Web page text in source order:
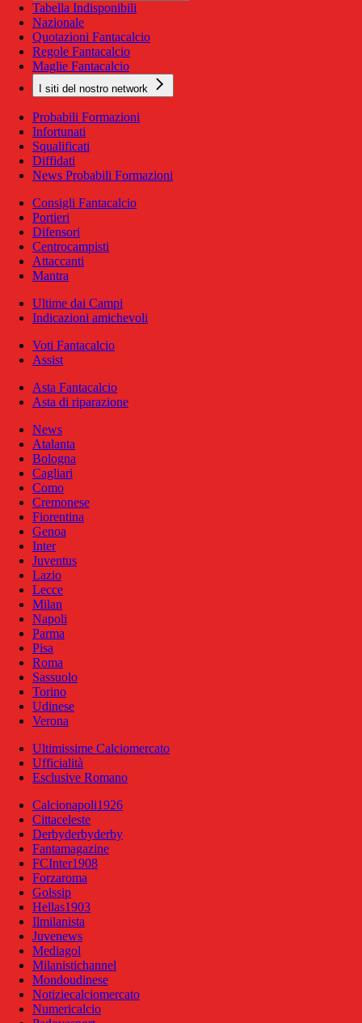
Tabella Indisponibili
Nazionale
Quotazioni Fantacalcio
Regole Fantacalcio
Maglie Fantacalcio
I siti del nostro network
Probabili Formazioni
Infortunati
Squalificati
Diffidati
News Probabili Formazioni
Consigli Fantacalcio
Portieri
Difensori
Centrocampisti
Attaccanti
Mantra
Ultime dai Campi
Indicazioni amichevoli
Voti Fantacalcio
Assist
Asta Fantacalcio
Asta di riparazione
News
Atalanta
Bologna
Cagliari
Como
Cremonese
Fiorentina
Genoa
Inter
Juventus
Lazio
Lecce
Milan
Napoli
Parma
Pisa
Roma
Sassuolo
Torino
Udinese
Verona
Ultimissime Calciomercato
Ufficialità
Esclusive Romano
Calcionapoli1926
Cittaceleste
Derbyderbyderby
Fantamagazine
FCInter1908
Forzaroma
Golssip
Hellas1903
Ilmilanista
Juvenews
Mediagol
Milanistichannel
Mondoudinese
Notiziecalciomercato
Numericalcio